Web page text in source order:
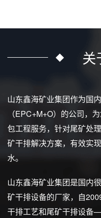
关
山东鑫海矿业集团作为国
（EPC+M+O）的公司，
包工程服务，针对尾矿处
矿干排解决方案，有效实
水。
山东鑫海矿业集团是国内
矿干排设备的厂家，自
干排工艺和尾矿干排设备